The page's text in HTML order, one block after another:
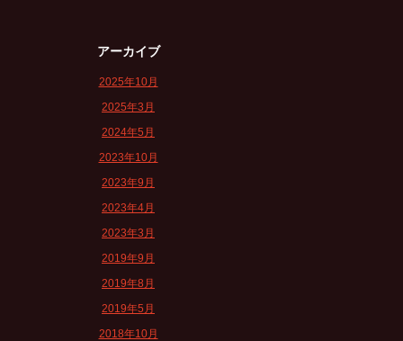
アーカイブ
2025年10月
2025年3月
2024年5月
2023年10月
2023年9月
2023年4月
2023年3月
2019年9月
2019年8月
2019年5月
2018年10月